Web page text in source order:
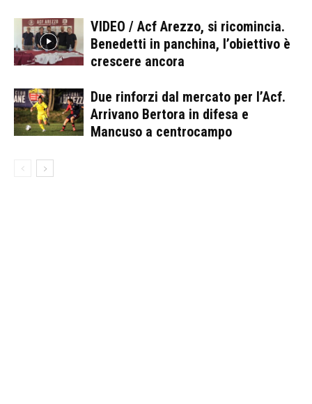
VIDEO / Acf Arezzo, si ricomincia.
Benedetti in panchina, l’obiettivo è
crescere ancora
Due rinforzi dal mercato per l’Acf.
Arrivano Bertora in difesa e
Mancuso a centrocampo